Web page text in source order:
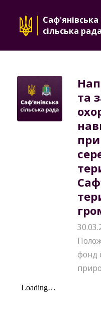
Саф'янівська
сільська рада
та
фонд